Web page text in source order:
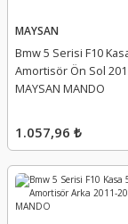
MAYSAN
Bmw 5 Serisi F10
Amortisör Ön Sol
MAYSAN MANDO
1.057,96 ₺